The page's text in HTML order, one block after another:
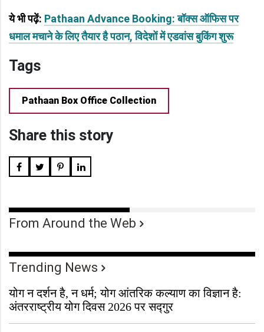
ये भी पढ़ें: Pathaan Advance Booking: बॉक्स ऑफिस पर
धमाल मचाने के लिए तैयार है पठान, विदेशों में एडवांस बुकिंग शुरू
Tags
Pathaan Box Office Collection
Share this story
From Around the Web
Trending News
योग न दर्शन है, न धर्म; योग आंतरिक कल्याण का विज्ञान है:
अंतरराष्ट्रीय योग दिवस 2026 पर सद्गुर